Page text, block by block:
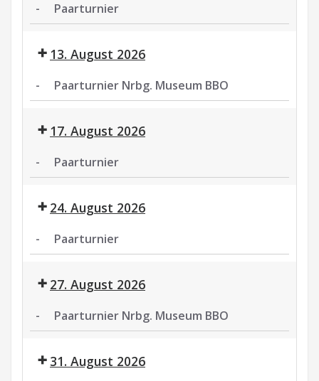
- Paarturnier
13. August 2026
- Paarturnier Nrbg. Museum BBO
Nrbg.
Museum17. August 2026
- Paarturnier
24. August 2026
- Paarturnier
27. August 2026
- Paarturnier Nrbg. Museum BBO
Nrbg.
Museum31. August 2026